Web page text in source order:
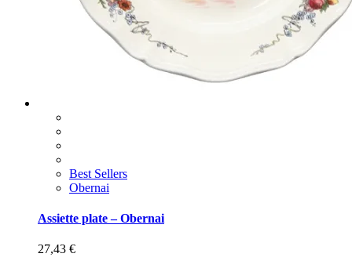
Best Sellers
Obernai
Assiette plate – Obernai
27,43 €